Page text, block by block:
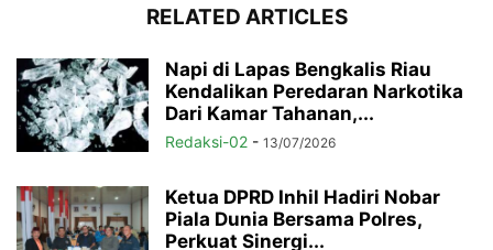
RELATED ARTICLES
Napi di Lapas Bengkalis Riau
Kendalikan Peredaran Narkotika
Dari Kamar Tahanan,...
Redaksi-02 - 13/07/2026
Ketua DPRD Inhil Hadiri Nobar
Piala Dunia Bersama Polres,
Perkuat Sinergi...